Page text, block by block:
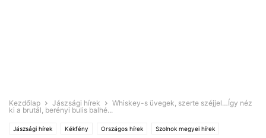
Kezdőlap Jászsági hírek
Whiskey-s üvegek, szerte széjjel…Így néz
ki a brutál, berényi bulis balhé...
Jászsági hírek Kékfény Országos hírek Szolnok megyei hírek